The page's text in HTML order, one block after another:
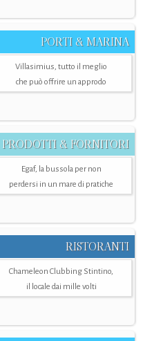
PORTI & MARINA
Villasimius, tutto il meglio
che può offrire un approdo
PRODOTTI & FORNITORI
Egaf, la bussola per non
perdersi in un mare di pratiche
RISTORANTI
Chameleon Clubbing Stintino,
il locale dai mille volti